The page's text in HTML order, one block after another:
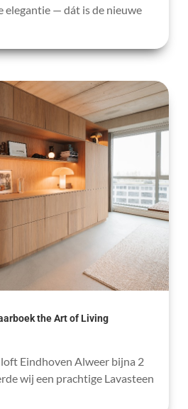
elegantie — dát is de nieuwe
the Art of Living
Eindhoven Alweer bijna 2
wij een prachtige Lavasteen